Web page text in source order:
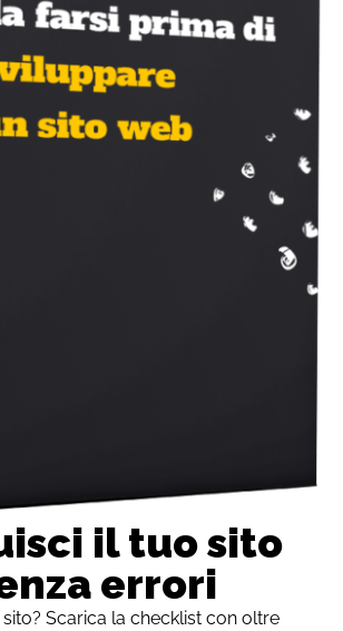
il tuo sito
errori
Scarica la checklist con oltre